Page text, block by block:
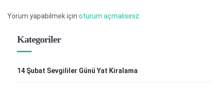
Yorum yapabilmek için oturum açmalısınız
Kategoriler
14 Şubat Sevgililer Günü Yat Kiralama